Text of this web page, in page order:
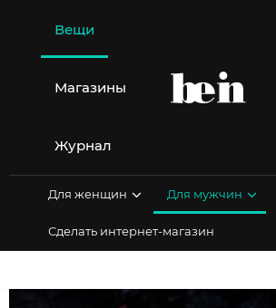
содержимому
Вещи
Магазины
Журнал
Для женщин Для мужчин
Сделать интернет-магазин